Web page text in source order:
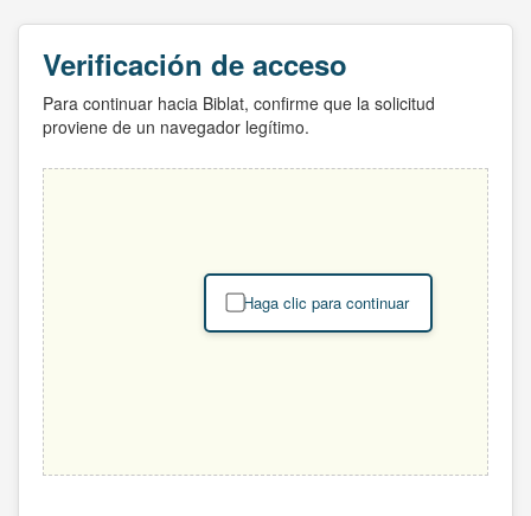
Verificación de acceso
Para continuar hacia Biblat, confirme que la solicitud
proviene de un navegador legítimo.
Haga clic para continuar